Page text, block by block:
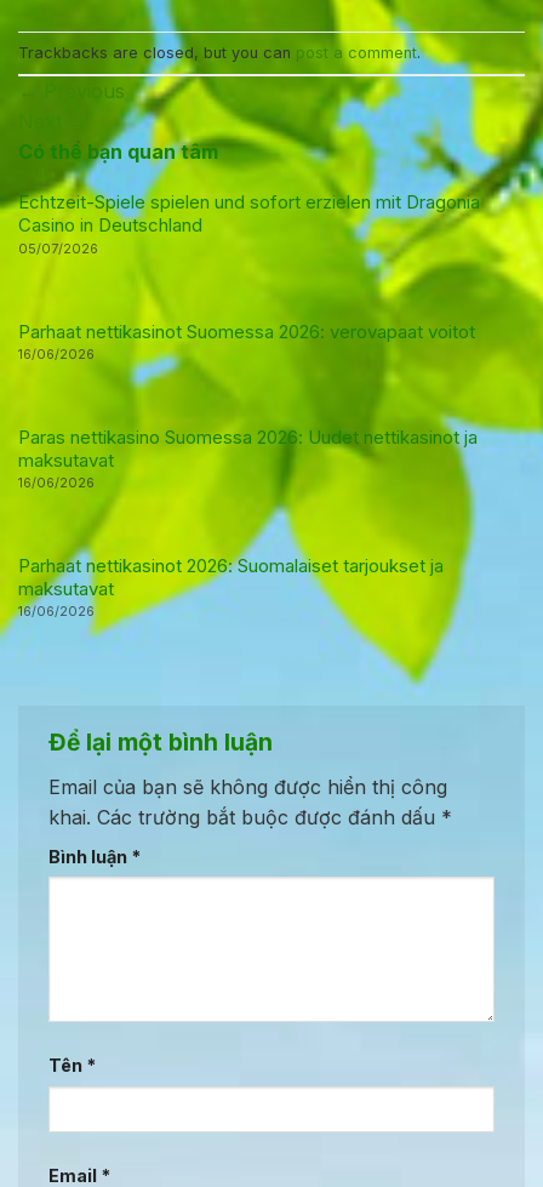
Trackbacks are closed, but you can post a comment.
←
Previous
Có thể bạn quan tâm
Echtzeit-Spiele spielen und sofort erzielen mit Dragonia
Casino in Deutschland
05/07/2026
Parhaat nettikasinot Suomessa 2026: verovapaat voitot
16/06/2026
Paras nettikasino Suomessa 2026: Uudet nettikasinot ja
maksutavat
16/06/2026
Parhaat nettikasinot 2026: Suomalaiset tarjoukset ja
maksutavat
16/06/2026
Để lại một bình luận
Email của bạn sẽ không được hiển thị công
khai. Các trường bắt buộc được đánh dấu *
Bình luận *
Tên *
Email *